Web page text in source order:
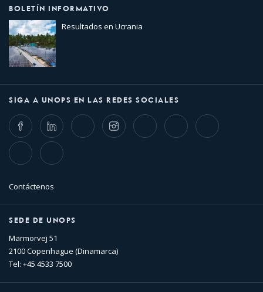
BOLETÍN INFORMATIVO
Resultados en Ucrania
SIGA A UNOPS EN LAS REDES SOCIALES
FacebookLinkedIn Twitter InstagramWhatsappBluesky Threads
TikTok Flickr
Contáctenos
SEDE DE UNOPS
Marmorvej 51
2100 Copenhague (Dinamarca)
Tel: +45 4533 7500